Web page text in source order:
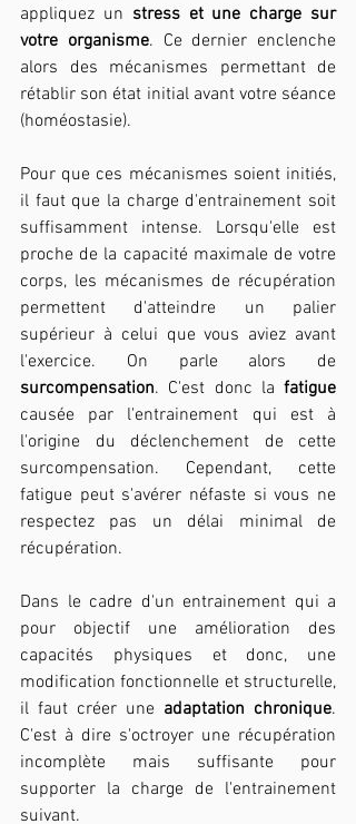
appliquez un stress et une charge sur
votre organisme. Ce dernier enclenche
alors des mécanismes permettant de
rétablir son état initial avant votre séance
(homéostasie).
Pour que ces mécanismes soient initiés,
il faut que la charge d'entrainement soit
suffisamment intense. Lorsqu'elle est
proche de la capacité maximale de votre
corps, les mécanismes de récupération
permettent d'atteindre un palier
supérieur à celui que vous aviez avant
surcompensation. C'est donc la fatigue
causée par l'entrainement qui est à
l'origine du déclenchement de cette
surcompensation. Cependant, cette
fatigue peut s'avérer néfaste si vous ne
respectez pas un délai minimal de
récupération.
Dans le cadre d'un entrainement qui a
pour objectif une amélioration des
capacités physiques et donc, une
modification fonctionnelle et structurelle,
il faut créer une adaptation chronique.
C'est à dire s'octroyer une récupération
incomplète mais suffisante pour
supporter la charge de l'entrainement
suivant.